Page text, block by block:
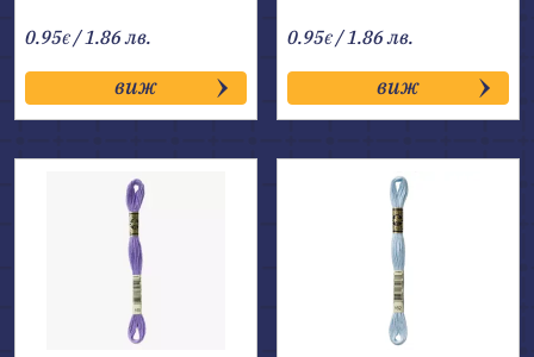
0.95€ / 1.86 лв.
виж
0.95€ / 1.86 лв.
виж